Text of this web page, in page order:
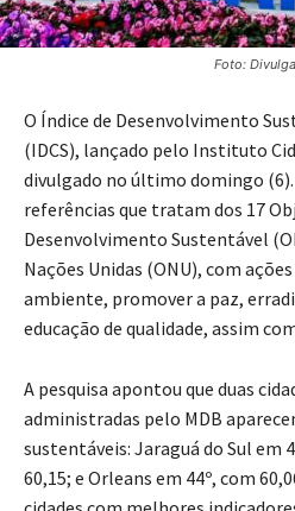
Foto:
O Índice de Desenvolvimento
(IDCS), lançado pelo Instituto
divulgado no último domingo
referências que tratam dos 17
Desenvolvimento Sustentável
Nações Unidas (ONU), com
ambiente, promover a paz,
educação de qualidade, assim
A pesquisa apontou que duas
administradas pelo MDB
sustentáveis: Jaraguá do Sul em
60,15; e Orleans em 44º, com